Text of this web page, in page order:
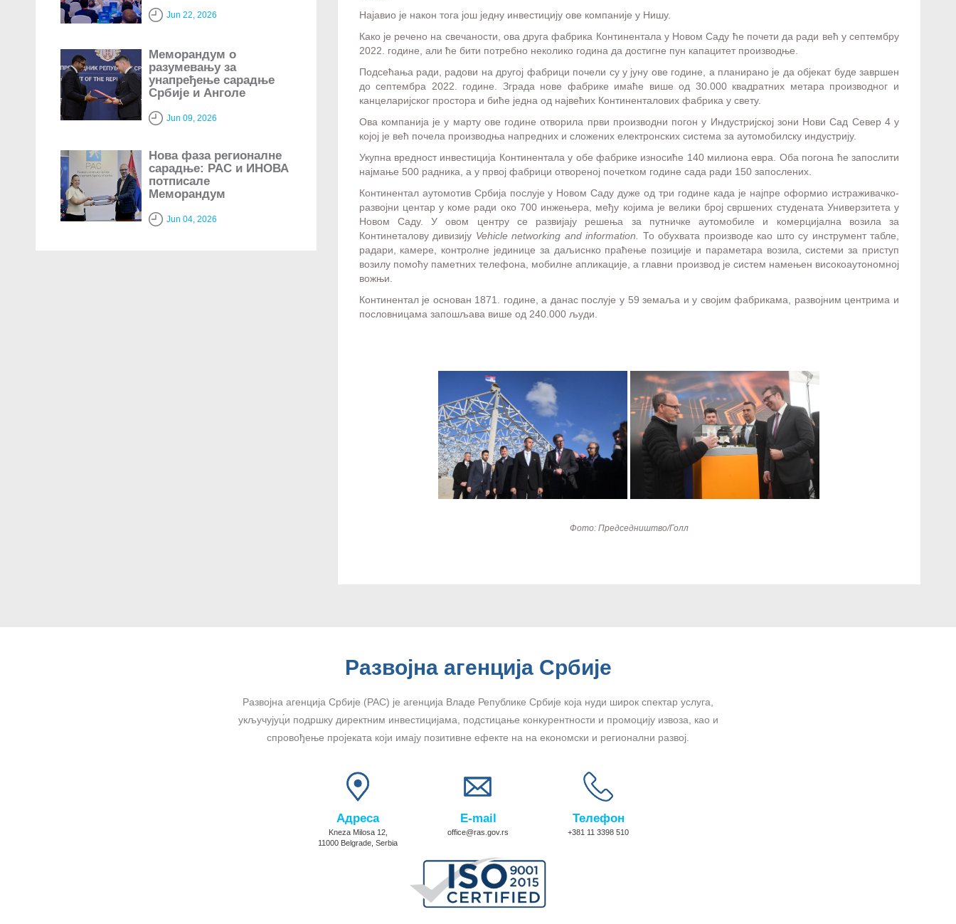
Jun 22, 2026
Меморандум о
разумевању за
унапређење сарадње
Србије и Анголе
Jun 09, 2026
Нова фаза регионалне
сарадње: РАС и ИНОВА
потписале
Меморандум
Jun 04, 2026
Најавио је након тога још једну инвестицију ове компаније у Нишу.
Како је речено на свечаности, ова друга фабрика Континентала у Новом Саду ће почети да ради већ у септембру
2022. године, али ће бити потребно неколико година да достигне пун капацитет производње.
Подсећања ради, радови на другој фабрици почели су у јуну ове године, а планирано је да објекат буде завршен
до септембра 2022. године. Зграда нове фабрике имаће више од 30.000 квадратних метара производног и
канцеларијског простора и биће једна од највећих Континенталових фабрика у свету.
Ова компанија је у марту ове године отворила први производни погон у Индустријској зони Нови Сад Север 4 у
којој је већ почела производња напредних и сложених електронских система за аутомобилску индустрију.
Укупна вредност инвестиција Континентала у обе фабрике износиће 140 милиона евра. Оба погона ће запослити
најмање 500 радника, а у првој фабрици отвореној почетком године сада ради 150 запослених.
Континентал аутомотив Србија послује у Новом Саду дуже од три године када је најпре оформио истраживачко-
развојни центар у коме ради око 700 инжењера, међу којима је велики број свршених студената Универзитета у
Новом Саду. У овом центру се развијају решења за путничке аутомобиле и комерцијална возила за
Континеталову дивизију Vehicle networking and information.
То обухвата производе као што су инструмент табле,
радари, камере, контролне јединице за даљиснко праћење позиције и параметара возила, системи за приступ
возилу помоћу паметних телефона, мобилне апликације, а главни производ је систем намењен високоаутономној
вожњи.
Континентал је основан 1871. године, а данас послује у 59 земаља и у својим фабрикама, развојним центрима и
пословницама запошљава више од 240.000 људи.
Фото: Председништво/Голл
Развојна агенција Србије
Развојна агенција Србије (РАС) је агенција Владе Републике Србије која нуди широк спектар услуга,
укључујуц́и подршку директним инвестицијама, подстицање конкурентности и промоцију извоза, као и
спровођење пројеката који имају позитивне ефекте на на економски и регионални развој.
Адреса
Kneza Milosa 12,
11000 Belgrade, Serbia
E-mail
office@ras.gov.rs
Телефон
+381 11 3398 510